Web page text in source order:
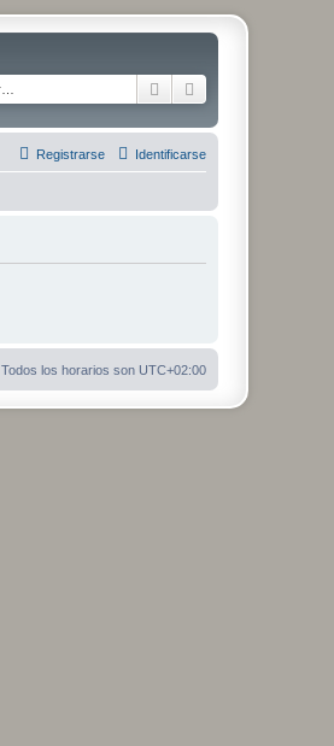
Buscar
Identificarse
Registrarse
Todos los horarios son UTC+02:00